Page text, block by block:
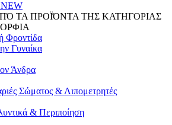
NEW
ΤΑ ΠΡΟΪΌΝΤΑ ΤΗΣ ΚΑΤΗΓΟΡΙΑΣ
Φροντίδα
Γυναίκα
Άνδρα
Σώματος & Λιπομετρητές
& Περιποίηση